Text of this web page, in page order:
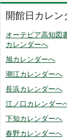
開館日カレン
オーテピア高知図
カレンダーへ
旭カレンダーへ
潮江カレンダーへ
長浜カレンダーへ
江ノ口カレンダー
下知カレンダーへ
春野カレンダーへ